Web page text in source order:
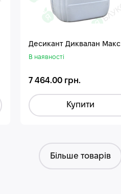
Десикант Диквалан Макс
В наявності
7 464.00 грн.
Купити
Більше товарів